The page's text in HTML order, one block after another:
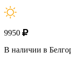
9950
В наличии в